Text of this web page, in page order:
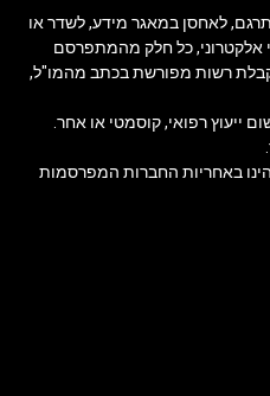
לאחסן במאגר מידע, לשדר או
אלקטרוני, כל חלק מהמתפרסם
רשות מפורשת בכתב מהמו"ל,
ייעוץ רפואי, קוסמטי או אחר.
באחריות החברות המפרסמות